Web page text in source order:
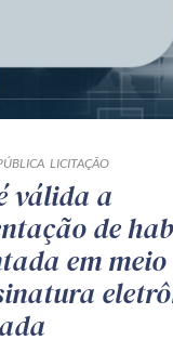
LICITAÇÃO
válida a
de
em